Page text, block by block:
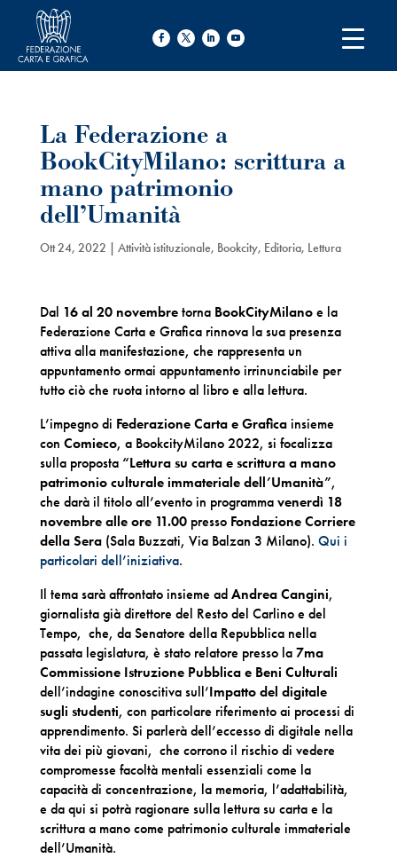
La Federazione a
BookCityMilano: scrittura a
mano patrimonio
dell’Umanità
Ott 24, 2022 | Attività istituzionale, Bookcity, Editoria, Lettura
Dal 16 al 20 novembretorna BookCityMilanoe la
Federazione Carta e Grafica rinnova la sua presenza
attiva alla manifestazione, che rappresenta un
appuntamento ormai appuntamento irrinunciabile per
tutto ciò che ruota intorno al libro e alla lettura.
L’impegno di Federazione Carta e Graficainsieme
con Comieco, a BookcityMilano 2022, si focalizza
sulla proposta“Lettura su carta e scrittura a mano
patrimonio culturale immateriale dell’Umanità”,
che darà il titolo all’evento in programmavenerdì 18
novembre alle ore 11.00presso Fondazione Corriere
della Sera(Sala Buzzati, Via Balzan 3 Milano). Qui i
particolari dell’iniziativa.
Il tema sarà affrontato insieme adAndrea Cangini,
giornalista già direttore del Resto del Carlino e del
Tempo, che, da Senatore della Repubblica nella
passata legislatura, è stato relatore presso la7ma
Commissione Istruzione Pubblica e Beni Culturali
dell’indagine conoscitiva sull’Impatto del digitale
sugli studenti, con particolare riferimento ai processi di
apprendimento. Si parlerà dell’eccesso di digitale nella
vita dei più giovani, che corrono il rischio di vedere
compromesse facoltà mentali essenziali come la
capacità di concentrazione, la memoria, l’adattabilità,
e da qui si potrà ragionare sulla lettura su carta e la
scrittura a mano come patrimonio culturale immateriale
dell’Umanità.